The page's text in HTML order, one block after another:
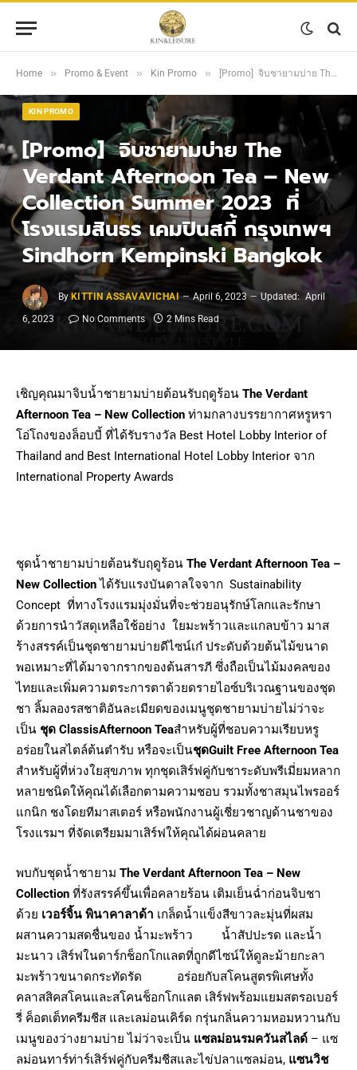
Home » Promo & Event » Kin Promo » [Promo] จิบชายามบ่าย The Verdant Afternoon Tea – New Collection Summer 2023 ที่โรงแรมสินธร เคมปินสกี้ กรุงเทพฯ Sindhorn Kempinski Bangkok
KIN PROMO
[Promo] จิบชายามบ่าย The
Verdant Afternoon Tea – New
Collection Summer 2023 ที่
โรงแรมสินธร เคมปินสกี้ กรุงเทพฯ
Sindhorn Kempinski Bangkok
By KITTIN ASSAVAVICHAI April 6, 2023 Updated: April
6, 2023
No Comments 2 Mins Read
เชิญคุณมาจิบน้ำชายามบ่ายต้อนรับฤดูร้อน The Verdant
Afternoon Tea – New Collection ท่ามกลางบรรยากาศหรูหรา
โอ่โถงของล็อบบี้ ที่ได้รับรางวัล Best Hotel Lobby Interior of
Thailand and Best International Hotel Lobby Interior จาก
International Property Awards
ชุดน้ำชายามบ่ายต้อนรับฤดูร้อน The Verdant Afternoon Tea –
New Collection ได้รับแรงบันดาลใจจาก Sustainability
Concept ที่ทางโรงแรมมุ่งมั่นที่จะช่วยอนุรักษ์โลกและรักษา
ด้วยการนำวัสดุเหลือใช้อย่าง ใยมะพร้าวและแกลบข้าว มาส
ร้างสรรค์เป็นชุดชายามบ่ายดีไซน์เก๋ ประดับด้วยต้นไม้ขนาด
พอเหมาะที่ได้มาจากรากของต้นสารภี ซึ่งถือเป็นไม้มงคลของ
ไทยและเพิ่มความตระการตาด้วยดรายไอซ์บริเวณฐานของชุด
ชา ลิ้มลองรสชาติอันละเมียดของเมนูชุดชายามบ่ายไม่ว่าจะ
เป็น ชุด ClassisAfternoon Teaสำหรับผู้ที่ชอบความเรียบหรู
อร่อยในสไตล์ต้นตำรับ หรือจะเป็นชุดGuilt Free Afternoon Tea
สำหรับผู้ที่ห่วงใยสุขภาพ ทุกชุดเสิร์ฟคู่กับชาระดับพรีเมี่ยมหลาก
หลายชนิดให้คุณได้เลือกตามความชอบ รวมทั้งชาสมุนไพรออร์
แกนิก ชงโดยทีมาสเตอร์ หรือพนักงานผู้เชี่ยวชาญด้านชาของ
โรงแรมฯ ที่จัดเตรียมมาเสิร์ฟให้คุณได้ผ่อนคลาย
พบกับชุดน้ำชายาม The Verdant Afternoon Tea – New
Collection ที่รังสรรค์ขึ้นเพื่อคลายร้อน เติมเย็นฉ่ำก่อนจิบชา
ด้วย เวอร์จิ้น พินาคาลาด้า เกล็ดน้ำแข็งสีขาวละมุ่นที่ผสม
ผสานความสดชื่นของ น้ำมะพร้าว น้ำสัปปะรด และน้ำ
มะนาว เสิร์ฟในดาร์กช็อกโกแลตที่ถูกดีไซน์ให้ดูละม้ายกะลา
มะพร้าวขนาดกระทัดรัด อร่อยกับสโคนสูตรพิเศษทั้ง
คลาสสิคสโคนและสโคนช็อกโกแลต เสิร์ฟพร้อมแยมสตรอเบอร์
รี่ ค็อตเต็ทครีมชีส และเลม่อนเคิร์ด กรุ่นกลิ่นความหอมหวานกับ
เมนูของว่างยามบ่าย ไม่ว่าจะเป็น แซลม่อนรมควันสไลด์ – แซ
ลม่อนทาร์ท่าร์เสิร์ฟคู่กับครีมชีสและไข่ปลาแซลม่อน, แซนวิช